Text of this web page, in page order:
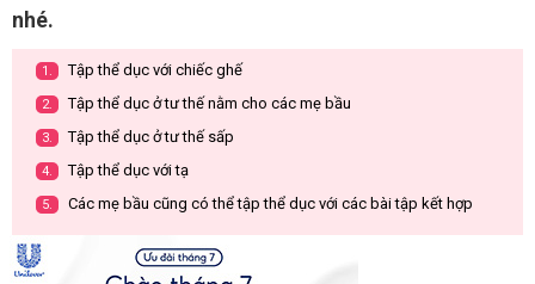
nhé.
1. Tập thể dục với chiếc ghế
2. Tập thể dục ở tư thế nằm cho các mẹ bầu
3. Tập thể dục ở tư thế sấp
4. Tập thể dục với tạ
5. Các mẹ bầu cũng có thể tập thể dục với các bài tập kết hợp